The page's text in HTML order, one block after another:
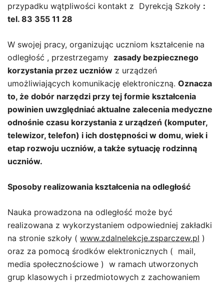
przypadku wątpliwości kontakt z Dyrekcją Szkoły :
tel. 83 355 11 28
W swojej pracy, organizując uczniom kształcenie na
odległość , przestrzegamy zasady bezpiecznego
korzystania przez uczniów z urządzeń
umożliwiających komunikację elektroniczną. Oznacza
to, że dobór narzędzi przy tej formie kształcenia
powinien uwzględniać aktualne zalecenia medyczne
odnośnie czasu korzystania z urządzeń (komputer,
telewizor, telefon) i ich dostępności w domu, wiek i
etap rozwoju uczniów, a także sytuację rodzinną
uczniów.
Sposoby realizowania kształcenia na odległość
Nauka prowadzona na odległość może być
realizowana z wykorzystaniem odpowiedniej zakładki
na stronie szkoły ( www.zdalnelekcje.zsparczew.pl )
oraz za pomocą środków elektronicznych ( mail,
media społecznościowe ) w ramach utworzonych
grup klasowych i przedmiotowych z zachowaniem